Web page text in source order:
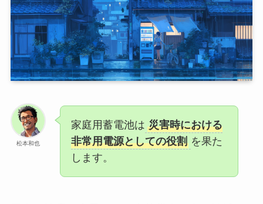
松本和也
家庭用蓄電池は 災害時における
非常用電源としての役割 を果た
します。